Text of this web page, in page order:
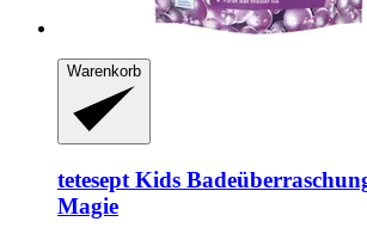
Warenkorb
tetesept Kids
Magie